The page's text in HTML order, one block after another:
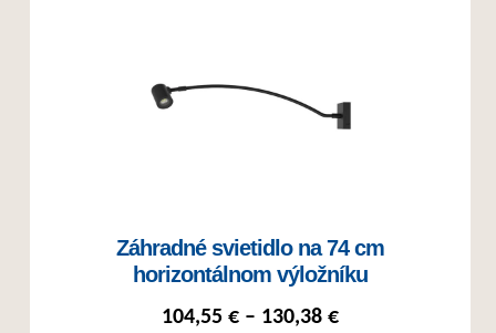
Záhradné svietidlo na 74 cm
horizontálnom výložníku
104,55 € – 130,38 €Price range: